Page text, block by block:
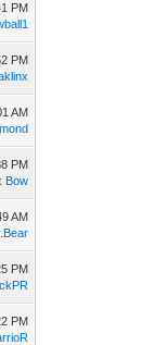
PM
PM
AM
PM
: Bow
AM
PM
PM